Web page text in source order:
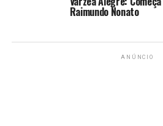
Raimundo Nonato
ANÚNCIO